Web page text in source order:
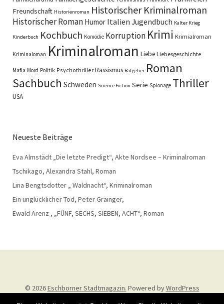
Freundschaft Historienroman Historischer Kriminalroman
Historischer Roman Humor Italien Jugendbuch Kalter Krieg
Kinderbuch Kochbuch Komödie Korruption Krimi Krimialroman
Kriminaloman Kriminalroman Liebe Liebesgeschichte
Mafia Mord Politik Psychothriller Rassismus Ratgeber Roman
Sachbuch Schweden Science Fiction Serie Spionage Thriller
USA
Neueste Beiträge
Eva Almstädt „Die letzte Predigt“, Akte Nordsee – Kriminalroman
Tschikago, Alexandra Stahl, Roman
Lina Bengtsdotter „ Waldnacht“, Kriminalroman
Ein unglücklicher Tod, Peter Grainger,
Ewald Arenz , „FÜNF, SECHS, SIEBEN, ACHT“, Roman
© 2026Eschborner Stadtmagazin. Powered byWordPress